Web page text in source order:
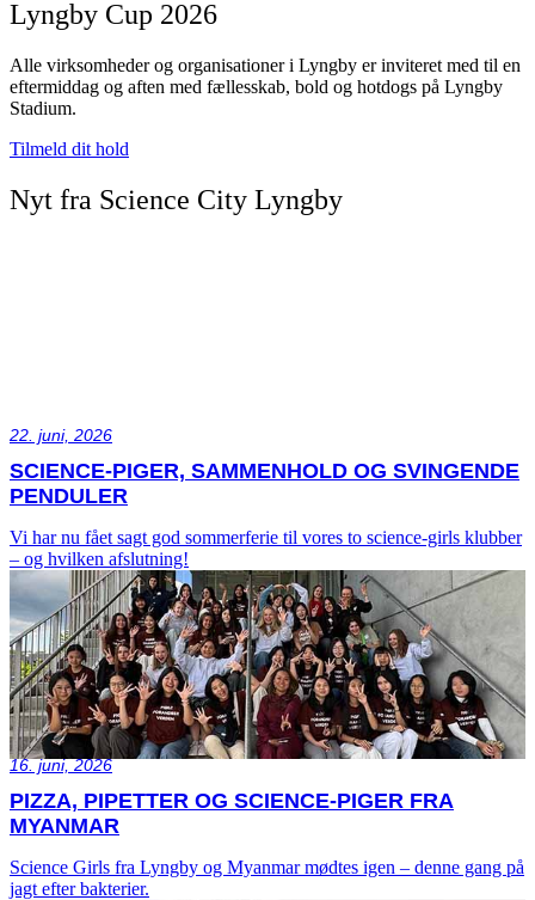
Lyngby Cup 2026
Alle virksomheder og organisationer i Lyngby er inviteret med til en
eftermiddag og aften med fællesskab, bold og hotdogs på Lyngby
Stadium.
Tilmeld dit hold
Nyt fra Science City Lyngby
22. juni, 2026
SCIENCE-PIGER, SAMMENHOLD OG SVINGENDE
PENDULER
Vi har nu fået sagt god sommerferie til vores to science-girls klubber
– og hvilken afslutning!
16. juni, 2026
PIZZA, PIPETTER OG SCIENCE-PIGER FRA
MYANMAR
Science Girls fra Lyngby og Myanmar mødtes igen – denne gang på
jagt efter bakterier.